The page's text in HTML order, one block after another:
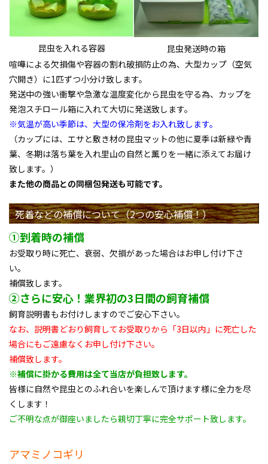
昆虫を入れる容器
昆虫発送時の箱
喧嘩による欠損傷や容器の割れ破損防止の為、大型カップ（空気
穴開き）に1匹ずつ小分け致します。
発送中の強い衝撃や急激な温度変化から昆虫を守る為、カップを
発泡スチロール箱に入れて大切に発送致します。
※気温が高い季節は、大型の保冷剤をお入れ致します。
（カップには、エサと敷き材の昆虫マットの他に夏季は新緑や青
葉、冬期は落ち葉を入れ里山の自然と薫りを一緒に添えてお届け
致します。）
また他の商品との同梱包発送も可能です。
死着などの補償について（2つの安心補償！）
①到着時の補償
お受取り時に死亡、衰弱、欠損があった場合はお申し付け下さ
い。
補償致します。
②さらに安心！業界初の3日間の飼育補償
飼育説明書もお付けしますのでご安心下さい。
なお、説明書どおり飼育してお受取りから「3日以内」に死亡した
場合にもご遠慮なくお申し付け下さい。
補償致します。
※補償に掛かる費用は全て当店が負担致します。
皆様に自然や昆虫とのふれ合いを楽しんで頂けます様に全力を尽
くします！
ご不明な点が御座いましたら親切丁寧に完全サポート致します。
アマミノコギリ